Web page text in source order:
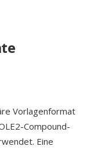
Vorlagenformat
Compound-
Eine